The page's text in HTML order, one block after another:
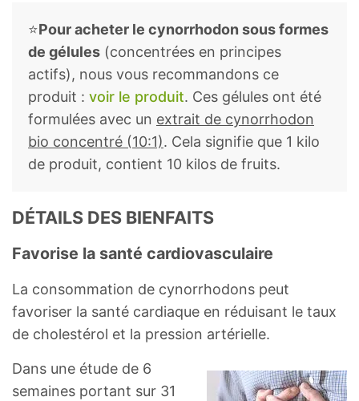
⭐Pour acheter le cynorrhodon sous formes
de gélules (concentrées en principes
actifs), nous vous recommandons ce
produit : voir le produit. Ces gélules ont été
formulées avec un extrait de cynorrhodon
bio concentré (10:1). Cela signifie que 1 kilo
de produit, contient 10 kilos de fruits.
DÉTAILS DES BIENFAITS
Favorise la santé cardiovasculaire
La consommation de cynorrhodons peut
favoriser la santé cardiaque en réduisant le taux
de cholestérol et la pression artérielle.
Dans une étude de 6
semaines portant sur 31